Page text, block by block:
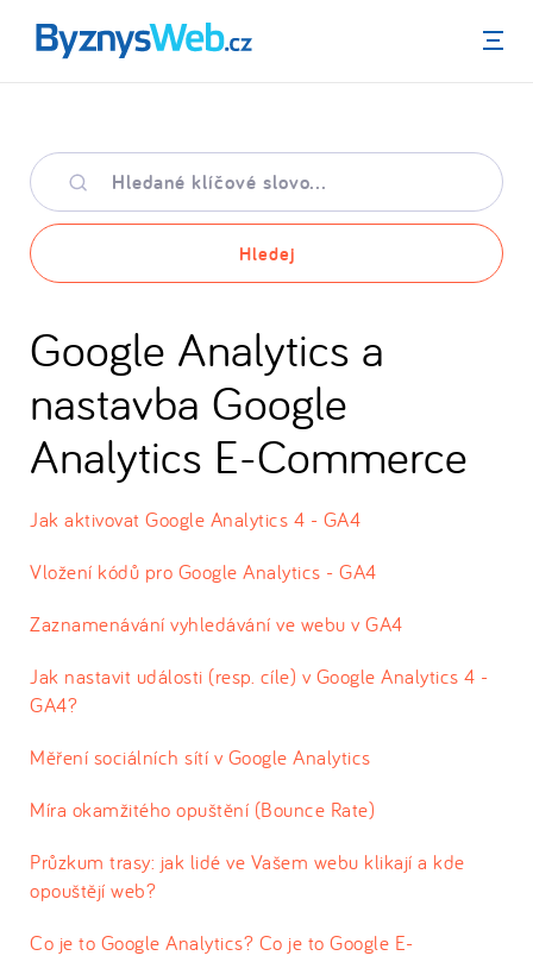
Menu
Hledané
klíčové
slovo
Hledej
Google Analytics a
nastavba Google
Analytics E-Commerce
Jak aktivovat Google Analytics 4 - GA4
Vložení kódů pro Google Analytics - GA4
Zaznamenávání vyhledávání ve webu v GA4
Jak nastavit události (resp. cíle) v Google Analytics 4 -
GA4?
Měření sociálních sítí v Google Analytics
Míra okamžitého opuštění (Bounce Rate)
Průzkum trasy: jak lidé ve Vašem webu klikají a kde
opouštějí web?
Co je to Google Analytics? Co je to Google E-